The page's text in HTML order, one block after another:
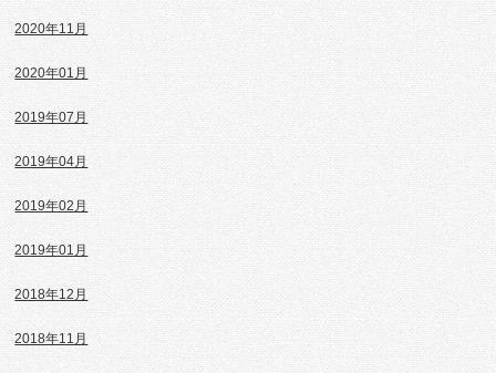
2020年11月
2020年01月
2019年07月
2019年04月
2019年02月
2019年01月
2018年12月
2018年11月